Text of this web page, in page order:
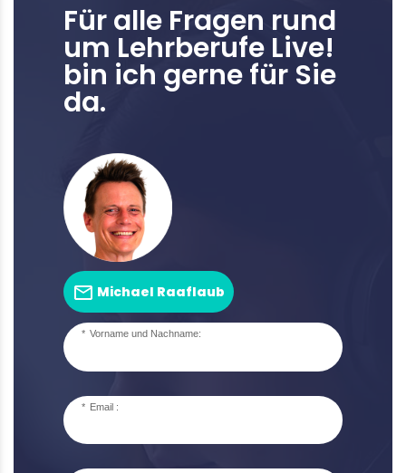
Für alle Fragen rund
um Lehrberufe Live!
bin ich gerne für Sie
da.
Michael Raaflaub
Vorname und Nachname:
Email :